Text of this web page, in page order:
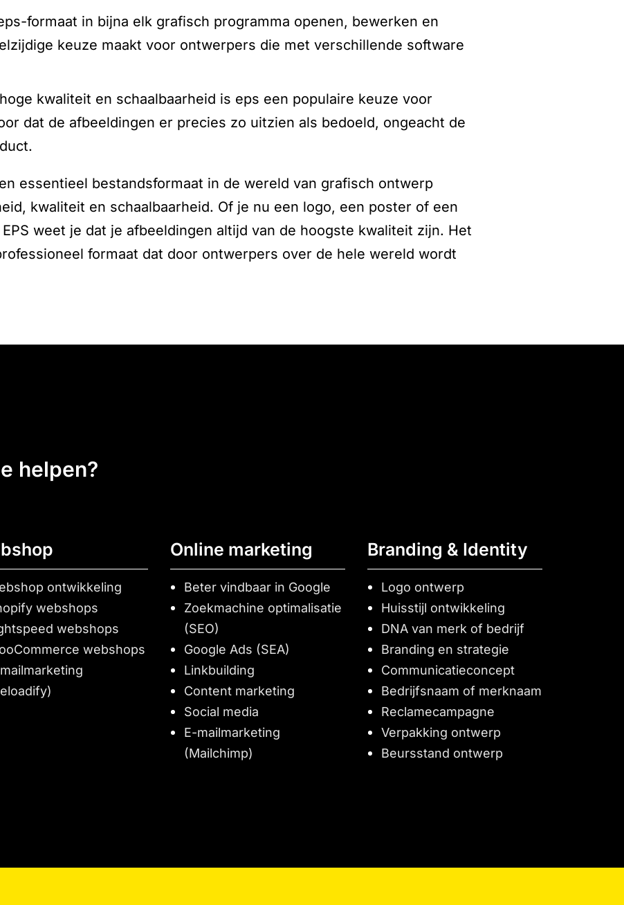
formaat in bijna elk grafisch programma openen, bewerken en
keuze maakt voor ontwerpers die met verschillende software
kwaliteit en schaalbaarheid is eps een populaire keuze voor
dat de afbeeldingen er precies zo uitzien als bedoeld, ongeacht de
essentieel bestandsformaat in de wereld van grafisch ontwerp
kwaliteit en schaalbaarheid. Of je nu een logo, een poster of een
weet je dat je afbeeldingen altijd van de hoogste kwaliteit zijn. Het
formaat dat door ontwerpers over de hele wereld wordt
helpen?
ontwikkeling
webshops
webshops
webshops
Online marketing
Beter vindbaar in Google
Zoekmachine optimalisatie
(SEO)
Google Ads (SEA)
Linkbuilding
Content marketing
Social media
E-mailmarketing
(Mailchimp)
Branding & Identity
Logo ontwerp
Huisstijl ontwikkeling
DNA van merk of bedrijf
Branding en strategie
Communicatieconcept
Bedrijfsnaam of merknaam
Reclamecampagne
Verpakking ontwerp
Beursstand ontwerp